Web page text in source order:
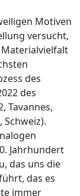
Motiven
versucht,
des
des
Tavannes,
Schweiz).
Jahrhundert
das uns die
das es
immer